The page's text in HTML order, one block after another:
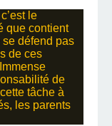
le
que contient
se défend pas
de ces
de
tâche à
les parents